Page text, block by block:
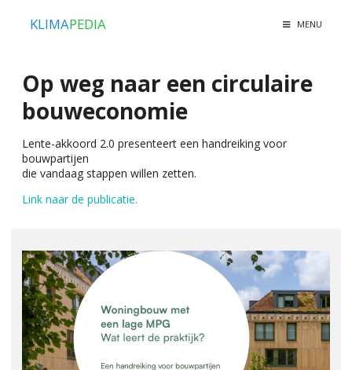
KLIMAPEDIA MENU
Op weg naar een circulaire
bouweconomie
Lente-akkoord 2.0 presenteert een handreiking voor
bouwpartijen
die vandaag stappen willen zetten.
Link naar de publicatie.